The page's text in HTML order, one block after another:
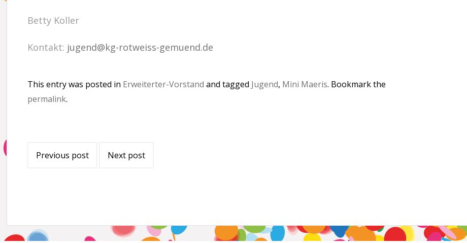
Betty Koller
Kontakt: jugend@kg-rotweiss-gemuend.de
This entry was posted in Erweiterter-Vorstand and tagged Jugend, Mini Maeris. Bookmark the
permalink.
navigation
Previous post Next post